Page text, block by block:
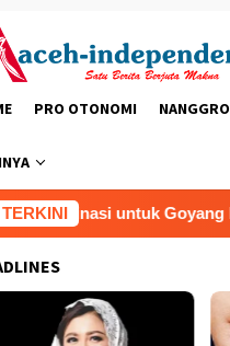
PRO OTONOMI
TERKINIuntuk Goyang